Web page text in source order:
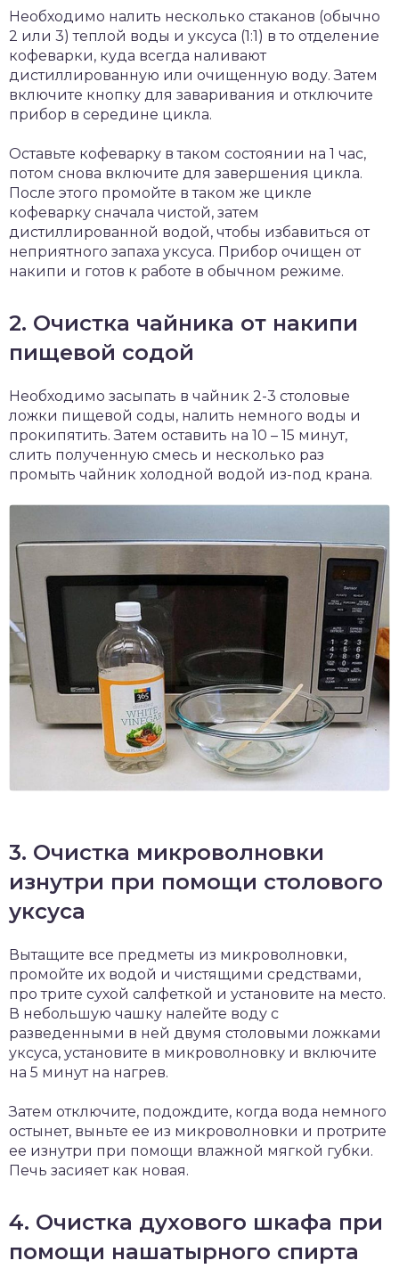
Необходимо налить несколько стаканов (обычно
2 или 3) теплой воды и уксуса (1:1) в то отделение
кофеварки, куда всегда наливают
дистиллированную или очищенную воду. Затем
включите кнопку для заваривания и отключите
прибор в середине цикла.
Оставьте кофеварку в таком состоянии на 1 час,
потом снова включите для завершения цикла.
После этого промойте в таком же цикле
кофеварку сначала чистой, затем
дистиллированной водой, чтобы избавиться от
неприятного запаха уксуса. Прибор очищен от
накипи и готов к работе в обычном режиме.
2. Очистка чайника от накипи
пищевой содой
Необходимо засыпать в чайник 2-3 столовые
ложки пищевой соды, налить немного воды и
прокипятить. Затем оставить на 10 – 15 минут,
слить полученную смесь и несколько раз
промыть чайник холодной водой из-под крана.
3. Очистка микроволновки
изнутри при помощи столового
уксуса
Вытащите все предметы из микроволновки,
промойте их водой и чистящими средствами,
про трите сухой салфеткой и установите на место.
В небольшую чашку налейте воду с
разведенными в ней двумя столовыми ложками
уксуса, установите в микроволновку и включите
на 5 минут на нагрев.
Затем отключите, подождите, когда вода немного
остынет, выньте ее из микроволновки и протрите
ее изнутри при помощи влажной мягкой губки.
Печь засияет как новая.
4. Очистка духового шкафа при
помощи нашатырного спирта